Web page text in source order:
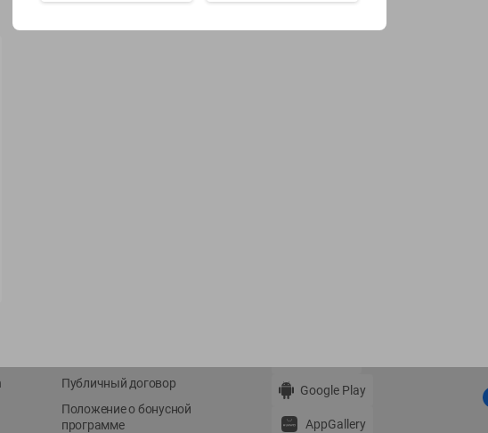
Публичный договор
Положение о бонусной
программе
Google Play
AppGallery